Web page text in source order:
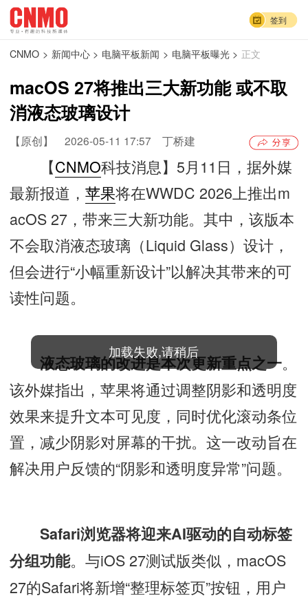
加载失败,请稍后
签到
CNMO > 新闻中心 > 电脑平板新闻 > 电脑平板曝光 > 正文
macOS 27将推出三大新功能 或不取
消液态玻璃设计
【原创】 2026-05-11 17:57 丁桥建
【CNMO科技消息】5月11日，据外媒
最新报道，苹果将在WWDC 2026上推出m
acOS 27，带来三大新功能。其中，该版本
不会取消液态玻璃（Liquid Glass）设计，
但会进行“小幅重新设计”以解决其带来的可
读性问题。
液态玻璃的改进是本次更新重点之一。
该外媒指出，苹果将通过调整阴影和透明度
效果来提升文本可见度，同时优化滚动条位
置，减少阴影对屏幕的干扰。这一改动旨在
解决用户反馈的“阴影和透明度异常”问题。
Safari浏览器将迎来AI驱动的自动标签
分组功能。与iOS 27测试版类似，macOS
27的Safari将新增“整理标签页”按钮，用户